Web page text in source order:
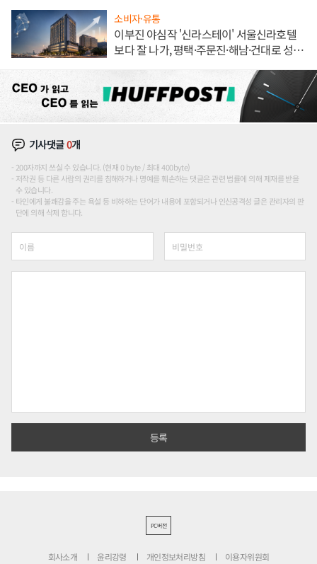
소비자·유통
이부진 야심작 '신라스테이' 서울신라호텔
보다 잘 나가, 평택·주문진·해남·건대로 성
기사댓글0개
200자까지 쓰실 수 있습니다. (현재 0 byte / 최대 400byte)
저작권 등 다른 사람의 권리를 침해하거나 명예를 훼손하는 댓글은 관련 법률에 의해 제재를 받을
수 있습니다.
타인에게 불쾌감을 주는 욕설 등 비하하는 단어가 내용에 포함되거나 인신공격성 글은 관리자의 판
단에 의해 삭제 합니다.
PC버전
회사소개 윤리강령 개인정보처리방침 이용자위원회